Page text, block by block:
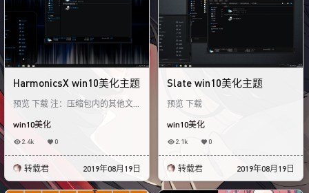
HarmonicsX win10美化主题
预览 下载 注：压缩包内的其他文
喜好 不需要直接把主题文件夹里的
文件复制到系统
win10美化
2.4k 0
转载君 2019年08月19日
Slate win10美化主题
预览 下载
win10美化
2.1k 0
转载君 2019年08月19日